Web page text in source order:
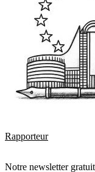
Rapporteur
Notre newsletter